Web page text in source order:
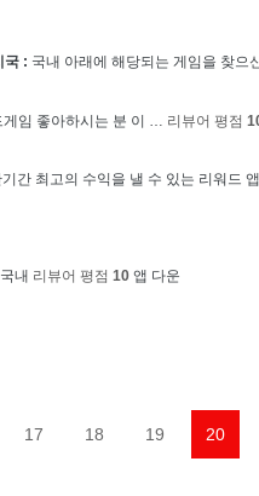
국 : 국내 아래에 해당되는 게임을 찾으
게임 좋아하시는 분 이 … 리뷰어 평점 1
기간 최고의 수익을 낼 수 있는 리워드
국내 리뷰어 평점 10 앱 다운
17 18 19 20